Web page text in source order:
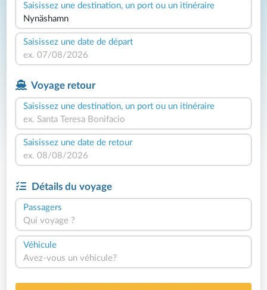
Saisissez une destination, un port ou un itinéraire
Saisissez une date de départ
Voyage retour
Saisissez une destination, un port ou un itinéraire
Saisissez une date de retour
Détails du voyage
Passagers
Qui voyage ?
Véhicule
Avez-vous un véhicule?